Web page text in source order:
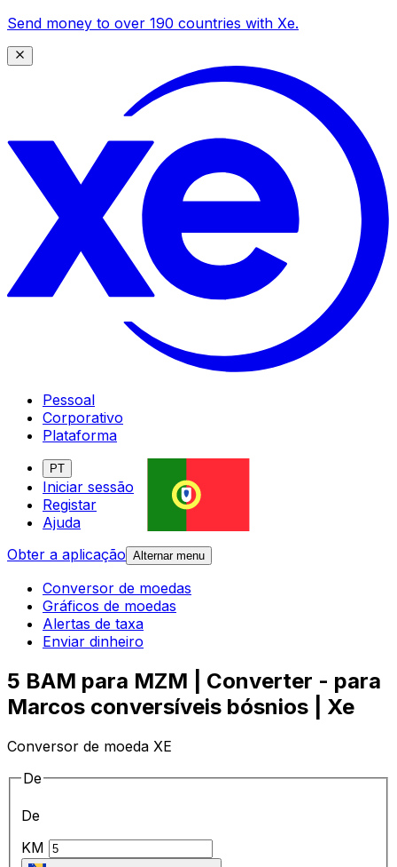
Send money to over 190 countries with Xe.
Pessoal
Corporativo
Plataforma
PT
Iniciar sessão
Registar
Ajuda
Obter a aplicação Alternar menu
Conversor de moedas
Gráficos de moedas
Alertas de taxa
Enviar dinheiro
5 BAM para MZM | Converter - para
Marcos conversíveis bósnios | Xe
Conversor de moeda XE
De
De
KM